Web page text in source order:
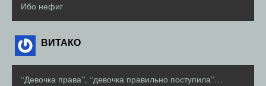
Ибо нефиг
ВИТАКО
“Девочка права”, “девочка правильно поступила”…